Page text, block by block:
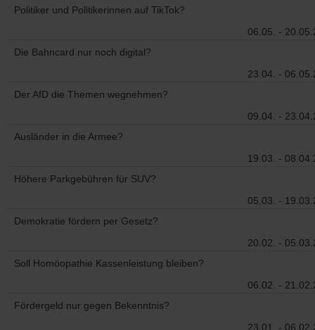
Politiker und Politikerinnen auf TikTok?
06.05. -
Die Bahncard nur noch digital?
23.04. -
Der AfD die Themen wegnehmen?
09.04. -
Ausländer in die Armee?
19.03. -
Höhere Parkgebühren für SUV?
05.03. -
Demokratie fördern per Gesetz?
20.02. -
Soll Homöopathie Kassenleistung bleiben?
06.02. -
Fördergeld nur gegen Bekenntnis?
23.01. -